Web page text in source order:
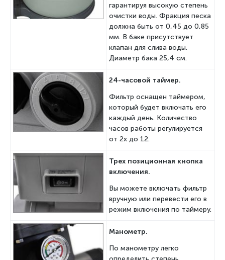
гарантируя высокую степень
очистки воды. Фракция песка
должна быть от 0,45 до 0,85
мм. В баке присутствует
клапан для слива воды.
Диаметр бака 25,4 см.
24-часовой таймер.
Фильтр оснащен таймером,
который будет включать его
каждый день. Количество
часов работы регулируется
от 2х до 12.
Трех позиционная кнопка
включения.
Вы можете включать фильтр
вручную или перевести его в
режим включения по таймеру.
Манометр.
По манометру легко